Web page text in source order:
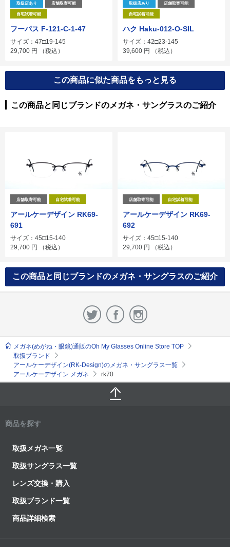
取扱店あり 店舗取寄可能
自宅試着可能
フーパス F-121-C-1-47
サイズ：47□19-145
29,700 円 （税込）
取扱店あり 店舗取寄可能
自宅試着可能
ハク Haku-012-O-SIL
サイズ：42□23-145
39,600 円 （税込）
この商品に似た商品をもっと見る
この商品と同じブランドのメガネ・サングラスのご紹介
店舗取寄可能 自宅試着可能
アールケーデザイン RK69-
691
サイズ：45□15-140
29,700 円 （税込）
店舗取寄可能 自宅試着可能
アールケーデザイン RK69-
692
サイズ：45□15-140
29,700 円 （税込）
この商品と同じブランドのメガネ・サングラスのご紹介
メガネ(めがね・眼鏡)通販のOh My Glasses Online Store TOP
取扱ブランド
アールケーデザイン(RK-Design)のメガネ・サングラス一覧
アールケーデザイン メガネ
rk70
商品を探す
取扱メガネ一覧
取扱サングラス一覧
レンズ交換・購入
取扱ブランド一覧
商品詳細検索